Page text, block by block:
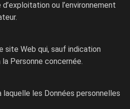
ou l’environnement
site Web qui, sauf indication
Personne concernée.
laquelle les Données personnelles